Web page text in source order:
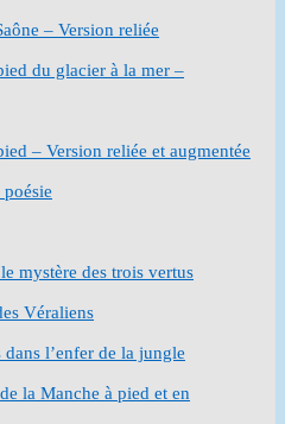
– Version reliée
du glacier à la mer –
– Version reliée et augmentée
mystère des trois vertus
Véraliens
l’enfer de la jungle
la Manche à pied et en